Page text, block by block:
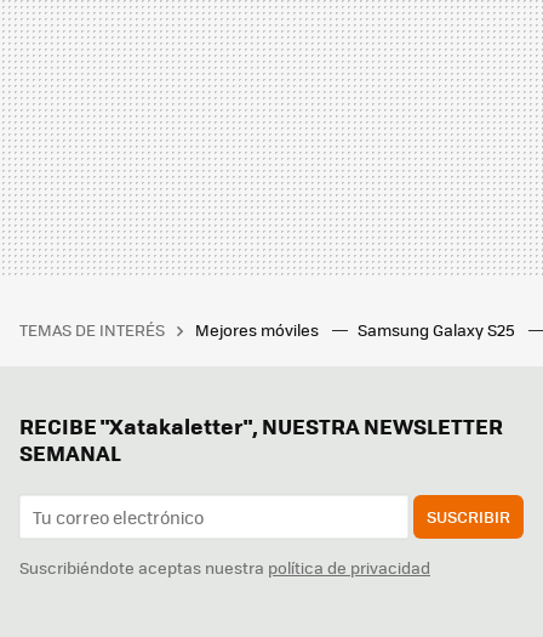
TEMAS DE INTERÉS Mejores móviles Samsung Galaxy S25
RECIBE "Xatakaletter", NUESTRA NEWSLETTER
SEMANAL
SUSCRIBIR
Suscribiéndote aceptas nuestra política de privacidad